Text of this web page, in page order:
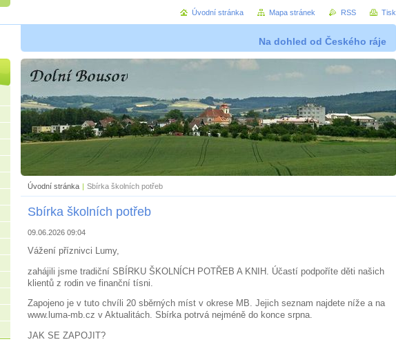
Na dohled od Českého ráje
Úvodní stránka | Sbírka školních potřeb
Sbírka školních potřeb
09.06.2026 09:04
Vážení příznivci Lumy,
zahájili jsme tradiční SBÍRKU ŠKOLNÍCH POTŘEB A KNIH. Účastí podpoříte děti našich
klientů z rodin ve finanční tísni.
Zapojeno je v tuto chvíli 20 sběrných míst v okrese MB. Jejich seznam najdete níže a na
www.luma-mb.cz v Aktualitách. Sbírka potrvá nejméně do konce srpna.
JAK SE ZAPOJIT?
Úvodní stránka Mapa stránek RSS Tisk